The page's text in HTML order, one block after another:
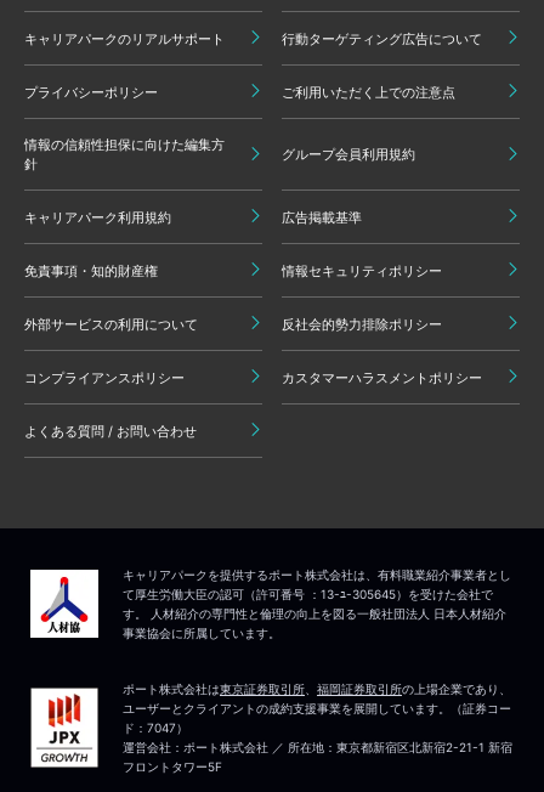
キャリアパークのリアルサポート 行動ターゲティング広告について
プライバシーポリシー ご利用いただく上での注意点
情報の信頼性担保に向けた編集方
針
グループ会員利用規約
キャリアパーク利用規約 広告掲載基準
免責事項・知的財産権 情報セキュリティポリシー
外部サービスの利用について 反社会的勢力排除ポリシー
コンプライアンスポリシー カスタマーハラスメントポリシー
よくある質問 / お問い合わせ